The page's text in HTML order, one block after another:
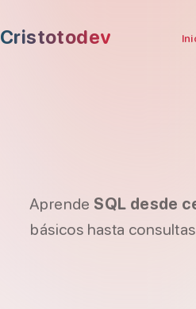
Cristotodev
Aprende SQL desde
básicos hasta